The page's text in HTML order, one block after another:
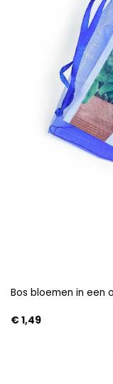
Bos bloemen in een
€1,49